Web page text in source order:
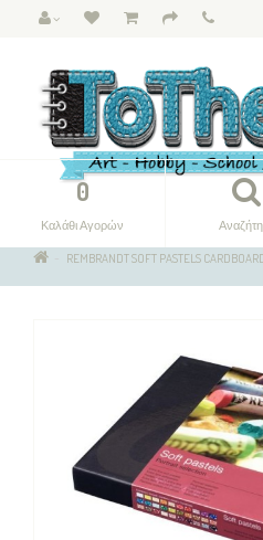
0
Καλάθι Αγορών
REMBRANDT SOFT PASTELS